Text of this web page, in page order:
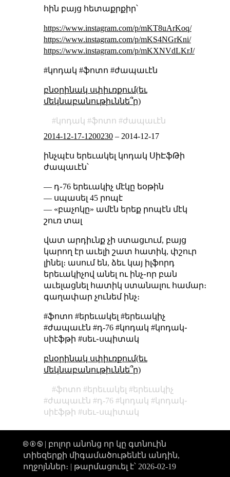
հին բայց հետաքրքիր՝
https://www.instagram.com/p/mKT8uArKoq/
https://www.instagram.com/p/mKS4NGrKni/
https://www.instagram.com/p/mKXNVdLKrJ/
#կոդակ #ֆոտո #ժապաւէն
բնօրինակ սփիւռքում(եւ
մեկնաբանութիւննե՞ր)
կոդակ ֆոտո
ժապաւէն
2014-12-17-1200230– 2014-12-17
ինչպէս երեւակել կոդակ ՍիԷֆԹի
ժապաւէն՝
— դ֊76 երեւակիչ մէկը եօթին
— սպասել 45 րոպէ
— «բաչոկը» ամէն երեք րոպէն մէկ
շուռ տալ
վատ արդիւնք չի ստացւում, բայց
կարող էր աւելի շատ հատիկ, փշուր
լինել։ ասում են, ձեւ կայ իլֆորդ
երեւակիչով անել ու ինչ֊որ բան
աւելացնել հատիկ ստանալու համար։
գաղափար չունեմ ինչ։
#ֆոտո #երեւակել #երեւակիչ
#ժապաւէն #դ-76 #կոդակ #կոդակ֊
սիէֆթի #սեւ֊սպիտակ
բնօրինակ սփիւռքում(եւ
մեկնաբանութիւննե՞ր)
ֆոտո երեւակել
երեւակիչ
ժապաւէն
դ-76 կոդակ
կոդակ֊
սիէֆթի
սեւ֊սպիտակ
🅭 🅯 🄏 | բոլոր անոնց որ կը գտնուին
տիեզերքի միգամածութենէն անդին,
ողջոյններ։ | թարմացուել է՝ 2026-02-19